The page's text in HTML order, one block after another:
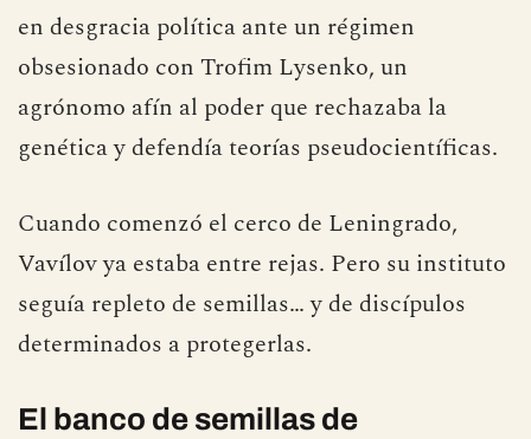
en desgracia política ante un régimen
obsesionado con Trofim Lysenko, un
agrónomo afín al poder que rechazaba la
genética y defendía teorías pseudocientíficas.
Cuando comenzó el cerco de Leningrado,
Vavílov ya estaba entre rejas. Pero su instituto
seguía repleto de semillas… y de discípulos
determinados a protegerlas.
El banco de semillas de